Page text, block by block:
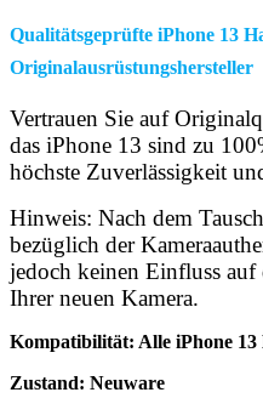
Qualitätsgeprüfte iPhone 13
Originalausrüstungshersteller
Vertrauen Sie auf
das iPhone 13 sind zu
höchste Zuverlässigkeit
Hinweis: Nach dem
bezüglich der
jedoch keinen Einfluss
Ihrer neuen Kamera.
Kompatibilität: Alle iPhone 13
Zustand: Neuware